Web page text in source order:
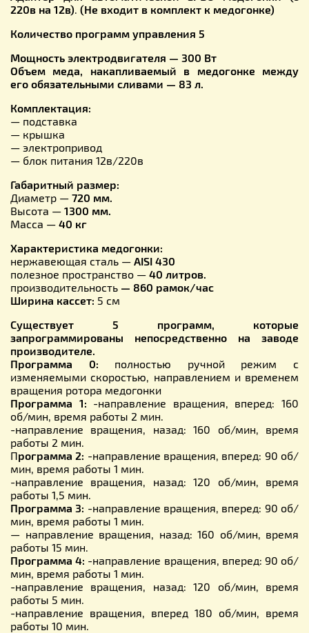
220в на 12в). (Не входит в комплект к медогонке)
Количество программ управления 5
Мощность электродвигателя — 300 Вт
Объем меда, накапливаемый в медогонке между
его обязательными сливами — 83 л.
Комплектация:
— подставка
— крышка
— электропривод
— блок питания 12в/220в
Габаритный размер:
Диаметр — 720 мм.
Высота — 1300 мм.
Масса — 40 кг
Характеристика медогонки:
нержавеющая сталь — AISI 430
полезное пространство — 40 литров.
производительность — 860 рамок/час
Ширина кассет: 5 см
Существует 5 программ, которые
запрограммированы непосредственно на заводе
производителе.
Программа 0: полностью ручной режим с
изменяемыми скоростью, направлением и временем
вращения ротора медогонки
Программа 1: -направление вращения, вперед: 160
об/мин, время работы 2 мин.
-направление вращения, назад: 160 об/мин, время
работы 2 мин.
Программа 2: -направление вращения, вперед: 90 об/
мин, время работы 1 мин.
-направление вращения, назад: 120 об/мин, время
работы 1,5 мин.
Программа 3: -направление вращения, вперед: 90 об/
мин, время работы 1 мин.
— направление вращения, назад: 160 об/мин, время
работы 15 мин.
Программа 4: -направление вращения, вперед: 90 об/
мин, время работы 1 мин.
-направление вращения, назад: 120 об/мин, время
работы 5 мин.
-направление вращения, вперед 180 об/мин, время
работы 10 мин.